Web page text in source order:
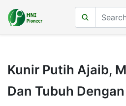
Kunir Putih Ajaib,
Dan Tubuh